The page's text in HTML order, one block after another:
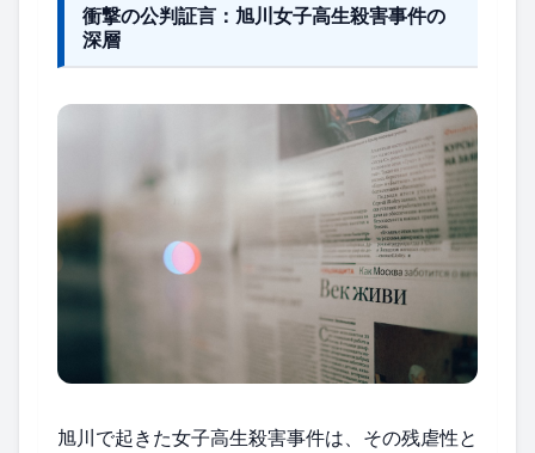
衝撃の公判証言：旭川女子高生殺害事件の
深層
旭川で起きた女子高生殺害事件は、その残虐性と